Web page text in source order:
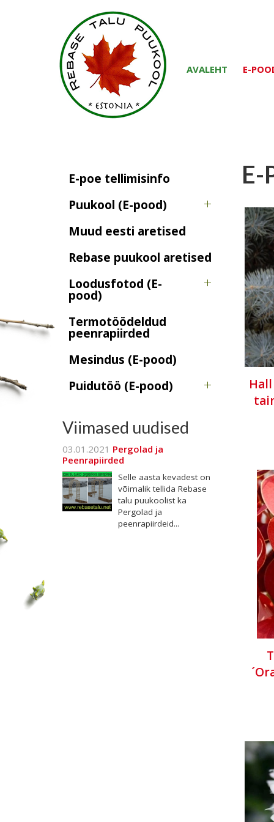
AVALEHT E-
E-poe tellimisinfo
Puukool (E-pood)
Muud eesti aretised
Rebase puukool aretised
Loodusfotod (E-
pood)
Termotöödeldud
peenrapiirded
Mesindus (E-pood)
Puidutöö (E-pood)
Viimased uudised
03.01.2021 Pergolad ja
Peenrapiirded
Selle aasta kevadest on
võimalik tellida Rebase
talu puukoolist ka
Pergolad ja
peenrapiirdeid...
E-